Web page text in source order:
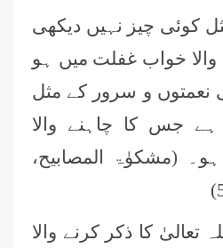
کوئی چیز نہیں دیکھی
خواب غفلت میں ہو
نعمتوں و سرور کے مثل
جس کا چاہنے والا
(مشکوٰۃ المصابیح،
تعالیٰ کا ذکر کرنے والا